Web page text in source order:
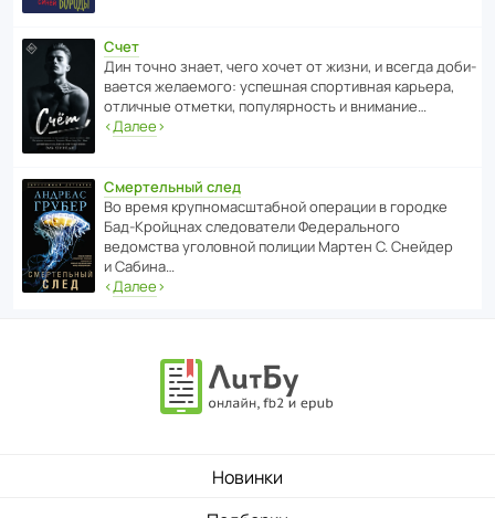
Счет
Дин точно знает, чего хочет от жизни, и всегда доби­
ва­ется жела­е­мого: успе­шная спор­ти­вная карьера,
отли­чные отметки, попу­ля­р­ность и внимание…
‹Далее›
Смертельный след
Во время круп­но­мас­ш­та­бной операции в городке
Бад‑Крой­цнах следо­ва­тели Феде­раль­ного
ведомства уголо­вной полиции Мартен С. Снейдер
и Сабина…
‹Далее›
Новинки